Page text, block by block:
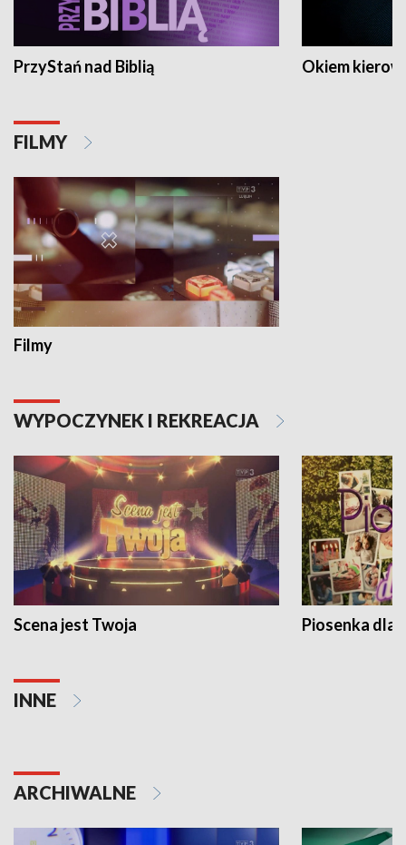
PrzyStań nad Biblią Okiem
FILMY
Filmy
WYPOCZYNEK I REKREACJA
Scena jest Twoja Piosenka dla
INNE
ARCHIWALNE